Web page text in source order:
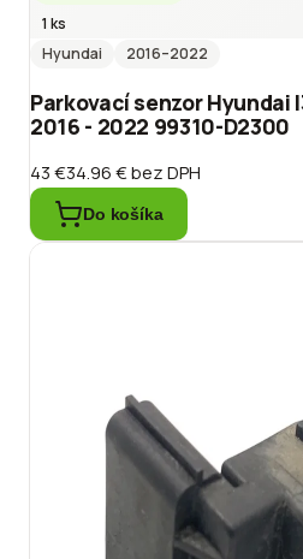
1 ks
Hyundai
2016–2022
Parkovací senzor Hyundai
2016 - 2022 99310-D2300
43 €34.96 €bez DPH
Do košíka